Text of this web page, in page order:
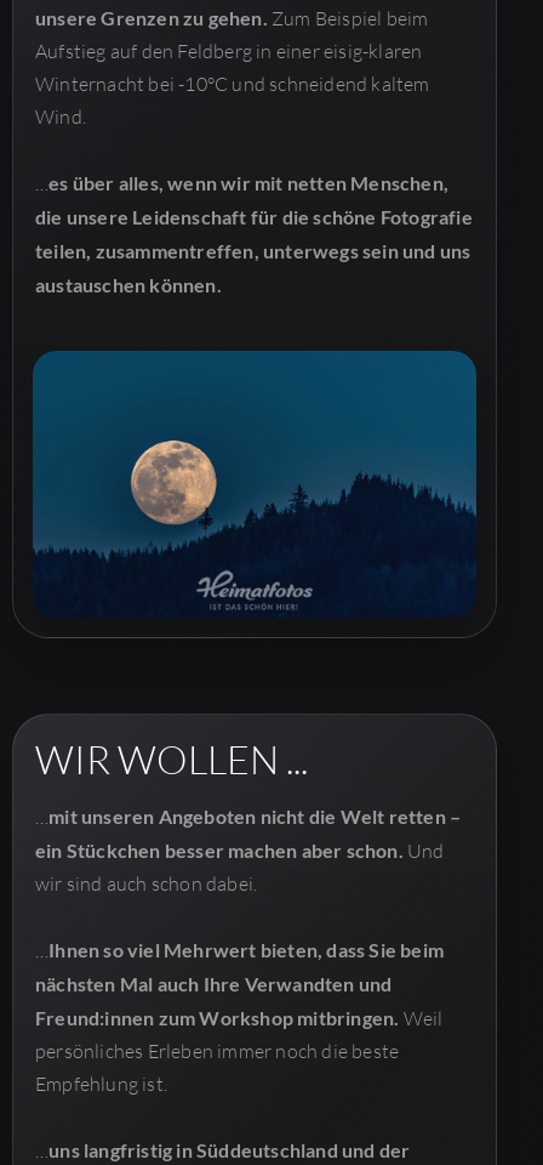
unsere Grenzen zu gehen. Zum Beispiel beim
Aufstieg auf den Feldberg in einer eisig-klaren
Winternacht bei -10°C und schneidend kaltem
Wind.
…es über alles, wenn wir mit netten Menschen,
die unsere Leidenschaft für die schöne Fotografie
teilen, zusammentreffen, unterwegs sein und uns
austauschen können.
WIR WOLLEN ...
…mit unseren Angeboten nicht die Welt retten –
ein Stückchen besser machen aber schon. Und
wir sind auch schon dabei.
…Ihnen so viel Mehrwert bieten, dass Sie beim
nächsten Mal auch Ihre Verwandten und
Freund:innen zum Workshop mitbringen. Weil
persönliches Erleben immer noch die beste
Empfehlung ist.
…uns langfristig in Süddeutschland und der